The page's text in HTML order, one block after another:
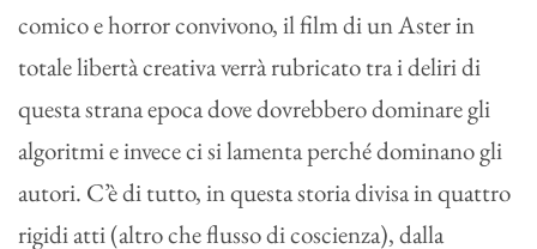
comico e horror convivono, il film di un Aster in
totale libertà creativa verrà rubricato tra i deliri di
questa strana epoca dove dovrebbero dominare gli
algoritmi e invece ci si lamenta perché dominano gli
autori. C’è di tutto, in questa storia divisa in quattro
rigidi atti (altro che flusso di coscienza), dalla